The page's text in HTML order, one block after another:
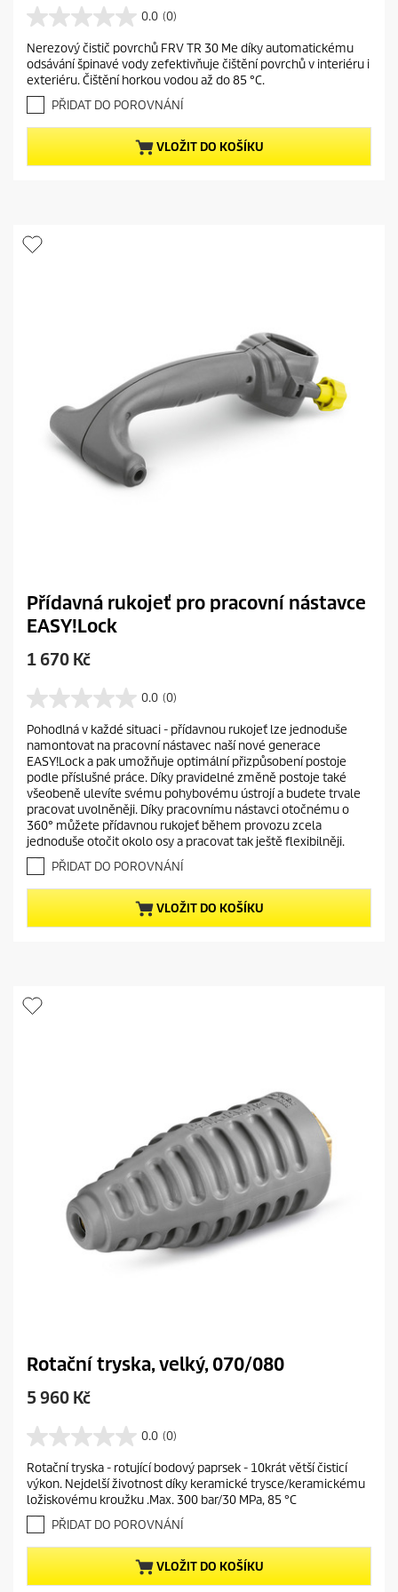
r
e
n
t
p
r
o
d
t
p
0.0 (0)
0
0
z
5
ě
z
d
.
Nerezový čistič povrchů FRV TR 30 Me díky automatickému
odsávání špinavé vody zefektivňuje čištění povrchů v interiéru i
exteriéru. Čištění horkou vodou až do 85 °C.
PŘIDAT DO POROVNÁNÍ
VLOŽIT DO KOŠÍKU
Přídavná rukojeť pro pracovní nástavce
EASY!Lock
C
r
e
n
t
p
r
o
d
u
c
t
p
e
1 670 Kč
0.0 (0)
0
0
z
5
h
v
ě
z
d
e
k
.
Pohodlná v každé situaci - přídavnou rukojeť lze jednoduše
namontovat na pracovní nástavec naší nové generace
EASY!Lock a pak umožňuje optimální přizpůsobení postoje
podle příslušné práce. Díky pravidelné změně postoje také
všeobeně ulevíte svému pohybovému ústrojí a budete trvale
pracovat uvolněněji. Díky pracovnímu nástavci otočnému o
360° můžete přídavnou rukojeť během provozu zcela
jednoduše otočit okolo osy a pracovat tak ještě flexibilněji.
PŘIDAT DO POROVNÁNÍ
VLOŽIT DO KOŠÍKU
Rotační tryska, velký, 070/080
C
r
e
n
t
p
r
o
5 960 Kč
0.0 (0)
0
0
z
5
ě
z
d
Rotační tryska - rotující bodový paprsek - 10krát větší čisticí
výkon. Nejdelší životnost díky keramické trysce/keramickému
ložiskovému kroužku .Max. 300 bar/30 MPa, 85 °C
PŘIDAT DO POROVNÁNÍ
VLOŽIT DO KOŠÍKU